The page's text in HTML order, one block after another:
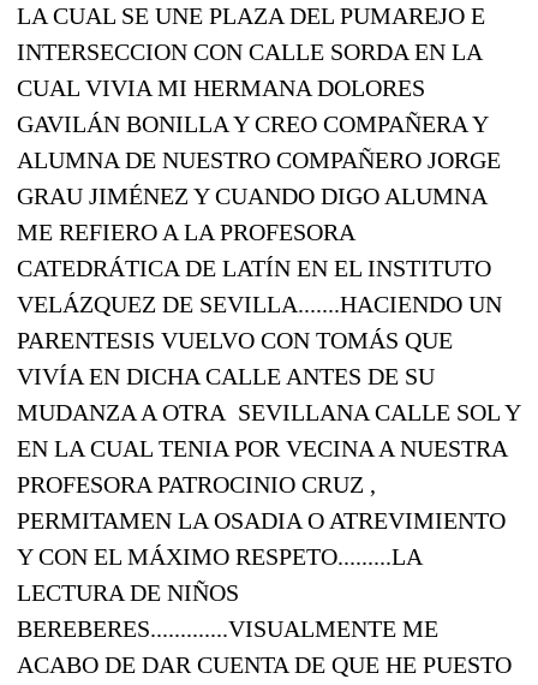
LA CUAL SE UNE PLAZA DEL PUMAREJO E
INTERSECCION CON CALLE SORDA EN LA
CUAL VIVIA MI HERMANA DOLORES
GAVILÁN BONILLA Y CREO COMPAÑERA Y
ALUMNA DE NUESTRO COMPAÑERO JORGE
GRAU JIMÉNEZ Y CUANDO DIGO ALUMNA
ME REFIERO A LA PROFESORA
CATEDRÁTICA DE LATÍN EN EL INSTITUTO
VELÁZQUEZ DE SEVILLA.......HACIENDO UN
PARENTESIS VUELVO CON TOMÁS QUE
VIVÍA EN DICHA CALLE ANTES DE SU
MUDANZA A OTRA SEVILLANA CALLE SOL Y
EN LA CUAL TENIA POR VECINA A NUESTRA
PROFESORA PATROCINIO CRUZ ,
PERMITAMEN LA OSADIA O ATREVIMIENTO
Y CON EL MÁXIMO RESPETO.........LA
LECTURA DE NIÑOS
BEREBERES.............VISUALMENTE ME
ACABO DE DAR CUENTA DE QUE HE PUESTO